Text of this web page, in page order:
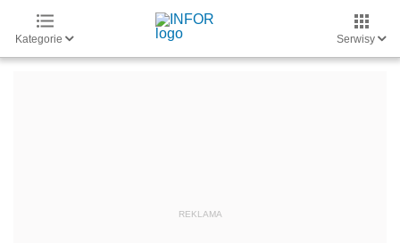
Kategorie Serwisy